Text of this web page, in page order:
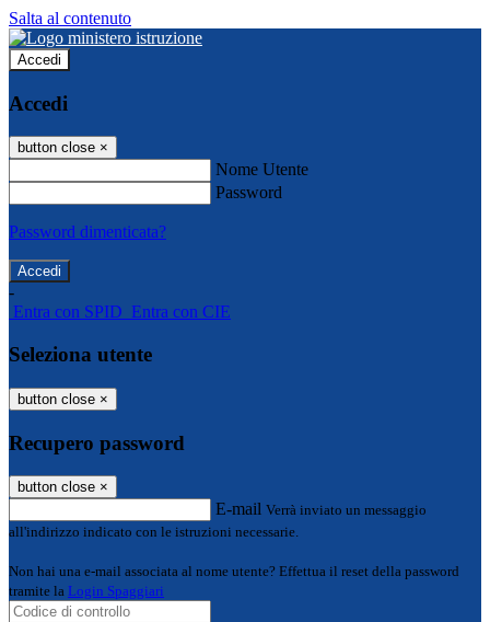
Salta al contenuto
Accedi
Accedi
button close ×
Nome Utente
Password
Password dimenticata?
-
Entra con SPID Entra con CIE
Seleziona utente
button close ×
Recupero password
button close ×
E-mail Verrà inviato un messaggio
all'indirizzo indicato con le istruzioni necessarie.
Non hai una e-mail associata al nome utente? Effettua il reset della password
tramite la Login Spaggiari